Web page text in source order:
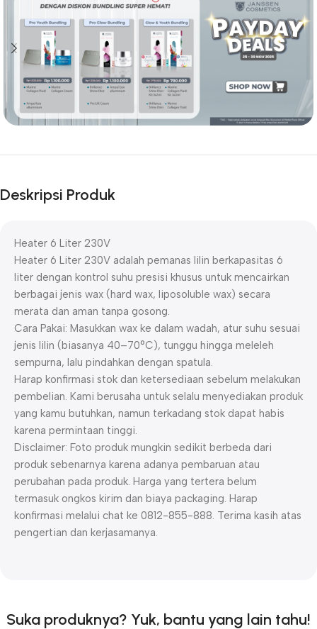
Deskripsi Produk
Heater 6 Liter 230V
Heater 6 Liter 230V adalah pemanas lilin berkapasitas 6
liter dengan kontrol suhu presisi khusus untuk mencairkan
berbagai jenis wax (hard wax, liposoluble wax) secara
merata dan aman tanpa gosong.
Cara Pakai: Masukkan wax ke dalam wadah, atur suhu sesuai
jenis lilin (biasanya 40–70°C), tunggu hingga meleleh
sempurna, lalu pindahkan dengan spatula.
Harap konfirmasi stok dan ketersediaan sebelum melakukan
pembelian. Kami berusaha untuk selalu menyediakan produk
yang kamu butuhkan, namun terkadang stok dapat habis
karena permintaan tinggi.
Disclaimer: Foto produk mungkin sedikit berbeda dari
produk sebenarnya karena adanya pembaruan atau
perubahan pada produk. Harga yang tertera belum
termasuk ongkos kirim dan biaya packaging. Harap
konfirmasi melalui chat ke 0812-855-888. Terima kasih atas
pengertian dan kerjasamanya.
Suka produknya? Yuk, bantu yang lain tahu!